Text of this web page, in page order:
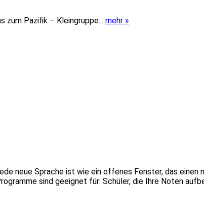
zum Pazifik – Kleingruppe... mehr »
neue Sprache ist wie ein offenes Fenster, das
sind geeignet für: Schüler, die Ihre Noten